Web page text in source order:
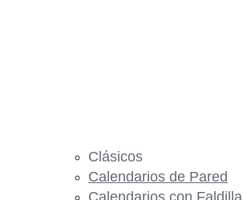
Clásicos
Calendarios de Pared
Calendarios con Faldilla